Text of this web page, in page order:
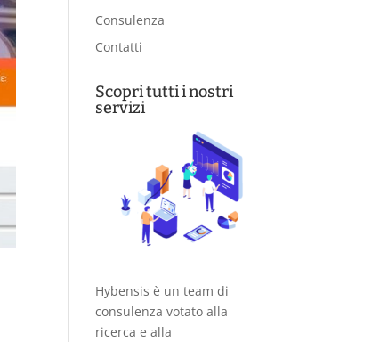
Consulenza
Contatti
Scopri tutti i nostri
servizi
Hybensis è un team di
consulenza votato alla
ricerca e alla